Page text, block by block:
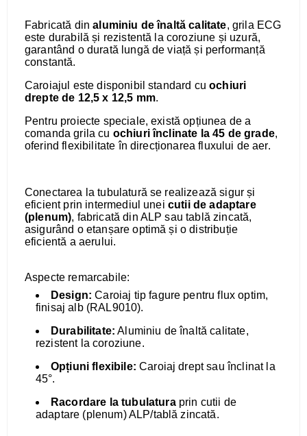
Fabricată dinaluminiu de înaltă calitate, grila ECG
este durabilă și rezistentă la coroziune și uzură,
garantând o durată lungă de viață și performanță
constantă.
Caroiajul este disponibil standard cuochiuri
drepte de 12,5 x 12,5 mm.
Pentru proiecte speciale, există opțiunea de a
comanda grila cu ochiuri înclinate la 45 de grade,
oferind flexibilitate în direcționarea fluxului de aer.
Conectarea la tubulatură se realizează sigur și
eficient prin intermediul unei cutii de adaptare
(plenum), fabricată din ALP sau tablă zincată,
asigurând o etanșare optimă și o distribuție
eficientă a aerului.
Aspecte remarcabile:
Design: Caroiaj tip fagure pentru flux optim,
finisaj alb (RAL9010).
Durabilitate: Aluminiu de înaltă calitate,
rezistent la coroziune.
Opțiuni flexibile: Caroiaj drept sau înclinat la
45°.
Racordare la tubulatura prin cutii de
adaptare (plenum) ALP/tablă zincată.